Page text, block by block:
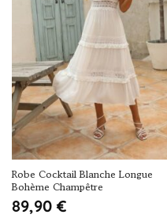
Robe Cocktail Blanche Longue
Bohème Champêtre
89,90 €